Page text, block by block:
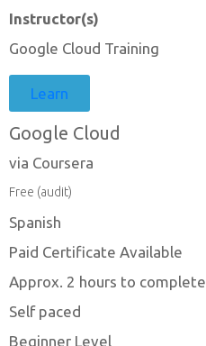
Instructor(s)
Google Cloud Training
Learn
Google Cloud
via Coursera
Free (audit)
Spanish
Paid Certificate Available
Approx. 2 hours to complete
Self paced
Beginner Level